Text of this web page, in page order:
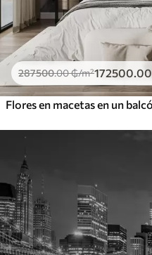
287500.00₲/m²172500.00